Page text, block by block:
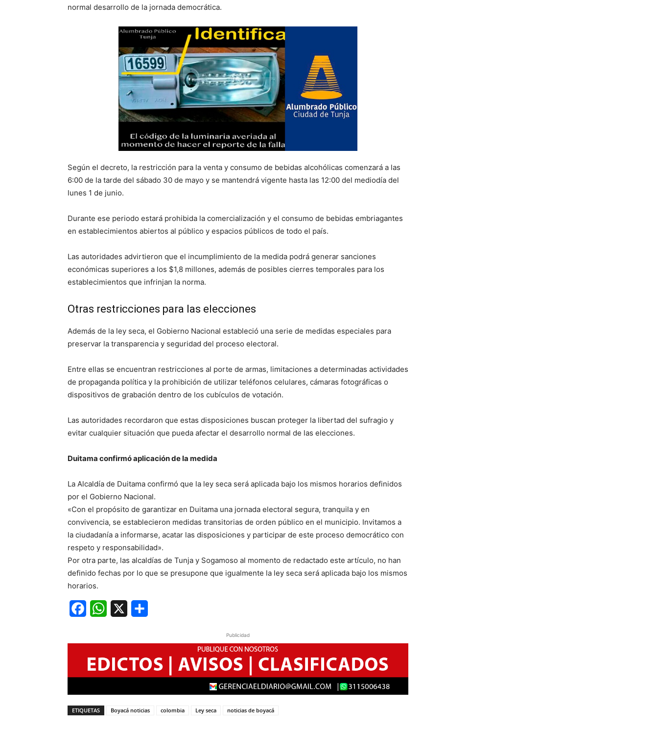
normal desarrollo de la jornada democrática.
Según el decreto, la restricción para la venta y consumo de bebidas alcohólicas comenzará a las
6:00 de la tarde del sábado 30 de mayo y se mantendrá vigente hasta las 12:00 del mediodía del
lunes 1 de junio.
Durante ese periodo estará prohibida la comercialización y el consumo de bebidas embriagantes
en establecimientos abiertos al público y espacios públicos de todo el país.
Las autoridades advirtieron que el incumplimiento de la medida podrá generar sanciones
económicas superiores a los $1,8 millones, además de posibles cierres temporales para los
establecimientos que infrinjan la norma.
Otras restricciones para las elecciones
Además de la ley seca, el Gobierno Nacional estableció una serie de medidas especiales para
preservar la transparencia y seguridad del proceso electoral.
Entre ellas se encuentran restricciones al porte de armas, limitaciones a determinadas actividades
de propaganda política y la prohibición de utilizar teléfonos celulares, cámaras fotográficas o
dispositivos de grabación dentro de los cubículos de votación.
Las autoridades recordaron que estas disposiciones buscan proteger la libertad del sufragio y
evitar cualquier situación que pueda afectar el desarrollo normal de las elecciones.
Duitama confirmó aplicación de la medida
La Alcaldía de Duitama confirmó que la ley seca será aplicada bajo los mismos horarios definidos
por el Gobierno Nacional.
«Con el propósito de garantizar en Duitama una jornada electoral segura, tranquila y en
convivencia, se establecieron medidas transitorias de orden público en el municipio. Invitamos a
la ciudadanía a informarse, acatar las disposiciones y participar de este proceso democrático con
respeto y responsabilidad».
Por otra parte, las alcaldías de Tunja y Sogamoso al momento de redactado este artículo, no han
definido fechas por lo que se presupone que igualmente la ley seca será aplicada bajo los mismos
horarios.
FacebookWhatsApp
Publicidad
ETIQUETAS Boyacá noticias colombia Ley seca noticias de boyacá